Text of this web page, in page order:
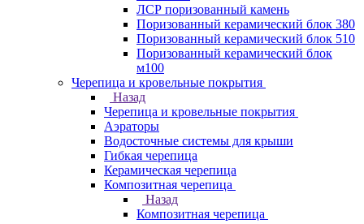
ЛСР поризованный камень
Поризованный керамический блок 380
Поризованный керамический блок 510
Поризованный керамический блок
м100
Черепица и кровельные покрытия
Назад
Черепица и кровельные покрытия
Аэраторы
Водосточные системы для крыши
Гибкая черепица
Керамическая черепица
Композитная черепица
Назад
Композитная черепица